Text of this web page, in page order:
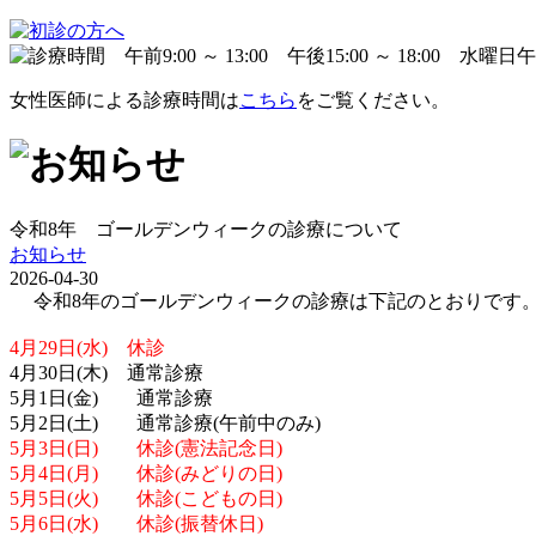
女性医師による診療時間はこちら をご覧ください。
令和8年 ゴールデンウィークの診療について
お知らせ
2026-04-30
令和8年のゴールデンウィークの診療は下記のとおりです
4月29日(水) 休診
4月30日(木) 通常診療
5月1日(金) 通常診療
5月2日(土) 通常診療(午前中のみ)
5月3日(日) 休診(憲法記念日)
5月4日(月) 休診(みどりの日)
5月5日(火) 休診(こどもの日)
5月6日(水) 休診(振替休日)